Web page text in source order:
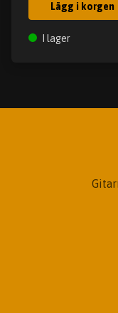
Lägg i korgen
I lager